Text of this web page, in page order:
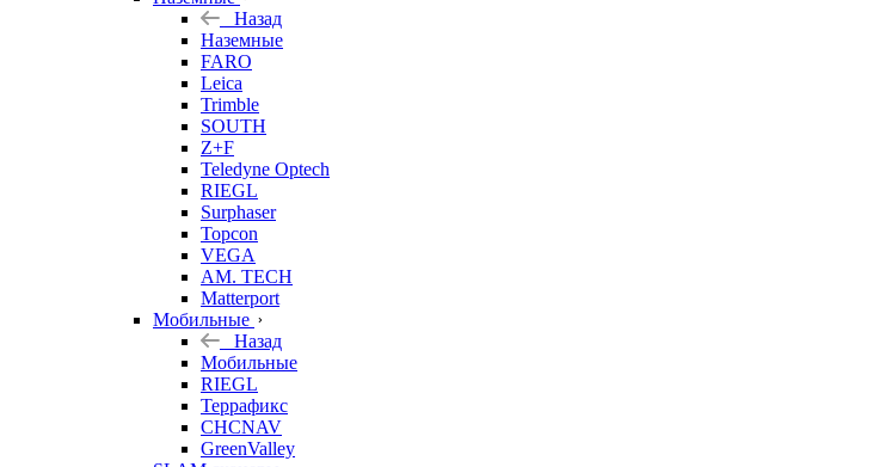
Назад
Наземные
FARO
Leica
Trimble
SOUTH
Z+F
Teledyne Optech
RIEGL
Surphaser
Topcon
VEGA
AM. TECH
Matterport
Мобильные
Назад
Мобильные
RIEGL
Террафикс
CHCNAV
GreenValley